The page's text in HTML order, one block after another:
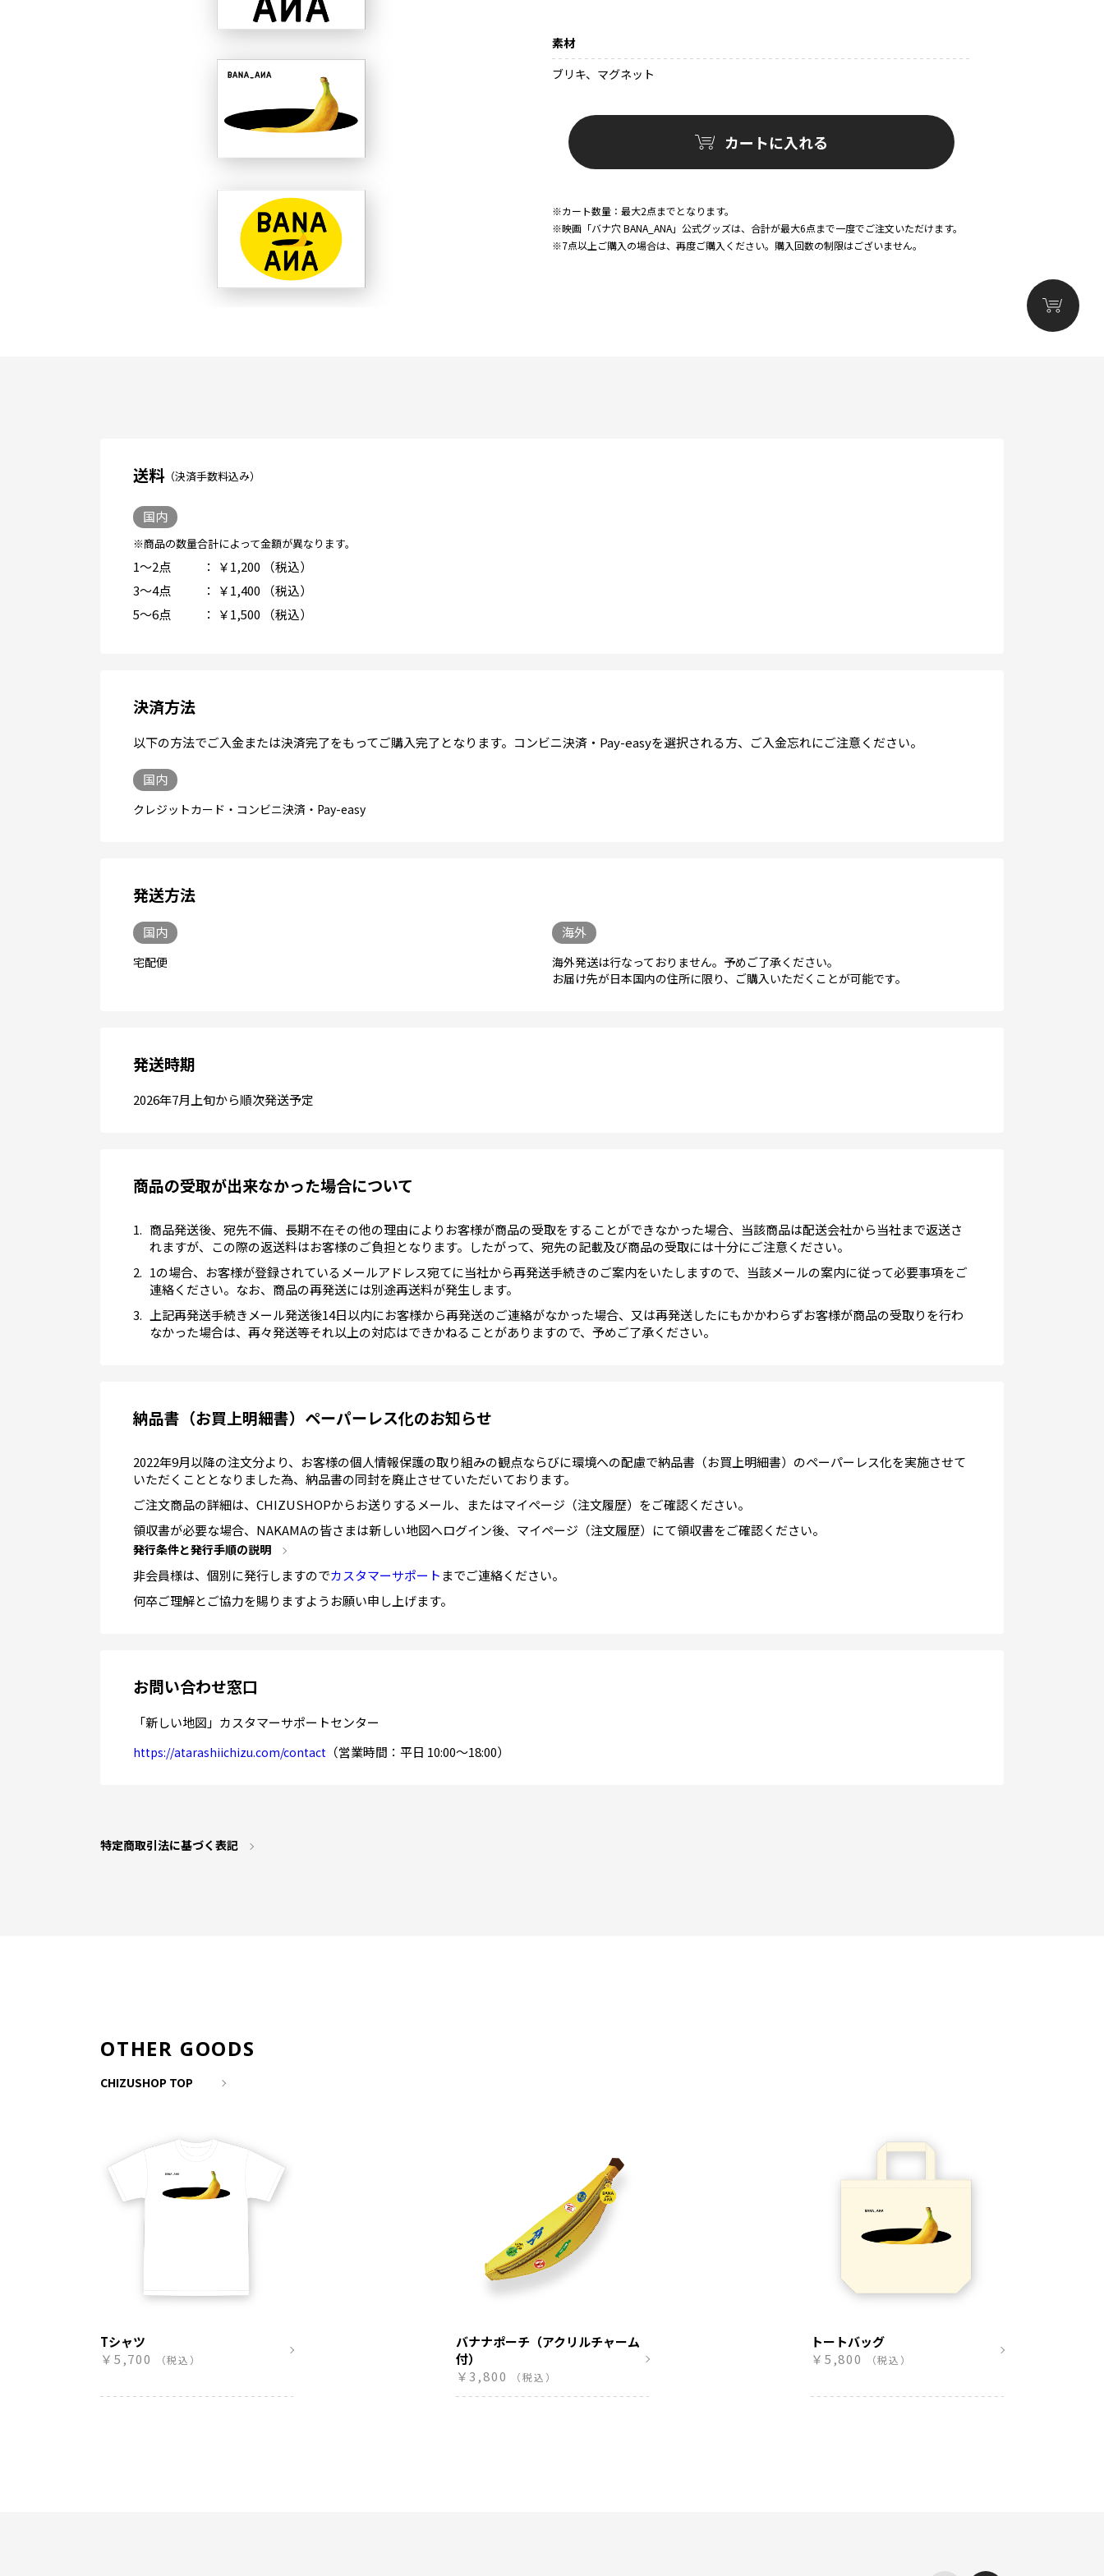
素材
ブリキ、マグネット
カートに入れる
※カート数量：最大2点までとなります。
※映画「バナ穴 BANA_ANA」公式グッズは、合計が最大6点まで一度でご注文いただけます。
※7点以上ご購入の場合は、再度ご購入ください。購入回数の制限はございません。
送料（決済手数料込み）
国内
※商品の数量合計によって金額が異なります。
1～2点 ： ￥1,200
（税込）
3～4点
： ￥1,400
（税込）
5～6点
： ￥1,500 （税込）
決済方法
以下の方法でご入金または決済完了をもってご購入完了となります。コンビニ決済・Pay-easyを選択される方、ご入金忘れにご注意ください。
国内
クレジットカード・コンビニ決済・Pay-easy
発送方法
国内
宅配便
海外
海外発送は行なっておりません。予めご了承ください。
お届け先が日本国内の住所に限り、ご購入いただくことが可能です。
発送時期
2026年7月上旬から順次発送予定
商品の受取が出来なかった場合について
商品発送後、宛先不備、長期不在その他の理由によりお客様が商品の受取をすることができなかった場合、当該商品は配送会社から当社まで返送さ
れますが、この際の返送料はお客様のご負担となります。したがって、宛先の記載及び商品の受取には十分にご注意ください。
1の場合、お客様が登録されているメールアドレス宛てに当社から再発送手続きのご案内をいたしますので、当該メールの案内に従って必要事項をご
連絡ください。なお、商品の再発送には別途再送料が発生します。
上記再発送手続きメール発送後14日以内にお客様から再発送のご連絡がなかった場合、又は再発送したにもかかわらずお客様が商品の受取りを行わ
なかった場合は、再々発送等それ以上の対応はできかねることがありますので、予めご了承ください。
納品書（お買上明細書）ペーパーレス化のお知らせ
2022年9月以降の注文分より、お客様の個人情報保護の取り組みの観点ならびに環境への配慮で納品書（お買上明細書）のペーパーレス化を実施させて
いただくこととなりました為、納品書の同封を廃止させていただいております。
ご注文商品の詳細は、CHIZUSHOPからお送りするメール、またはマイページ（注文履歴）をご確認ください。
領収書が必要な場合、NAKAMAの皆さまは新しい地図へログイン後、マイページ（注文履歴）にて領収書をご確認ください。
発行条件と発行手順の説明
非会員様は、個別に発行しますのでカスタマーサポート までご連絡ください。
何卒ご理解とご協力を賜りますようお願い申し上げます。
お問い合わせ窓口
「新しい地図」カスタマーサポートセンター
https://atarashiichizu.com/contact （営業時間：平日 10:00～18:00）
特定商取引法に基づく表記
OTHER GOODS
CHIZUSHOP TOP
Tシャツ
￥5,700
（税込）
バナナポーチ（アクリルチャーム
付）
￥3,800
（税込）
トートバッグ
￥5,800
（税込）